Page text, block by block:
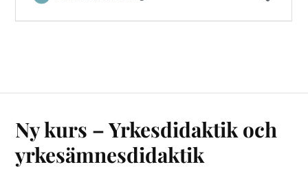
Ny kurs – Yrkesdidaktik och
yrkesämnesdidaktik